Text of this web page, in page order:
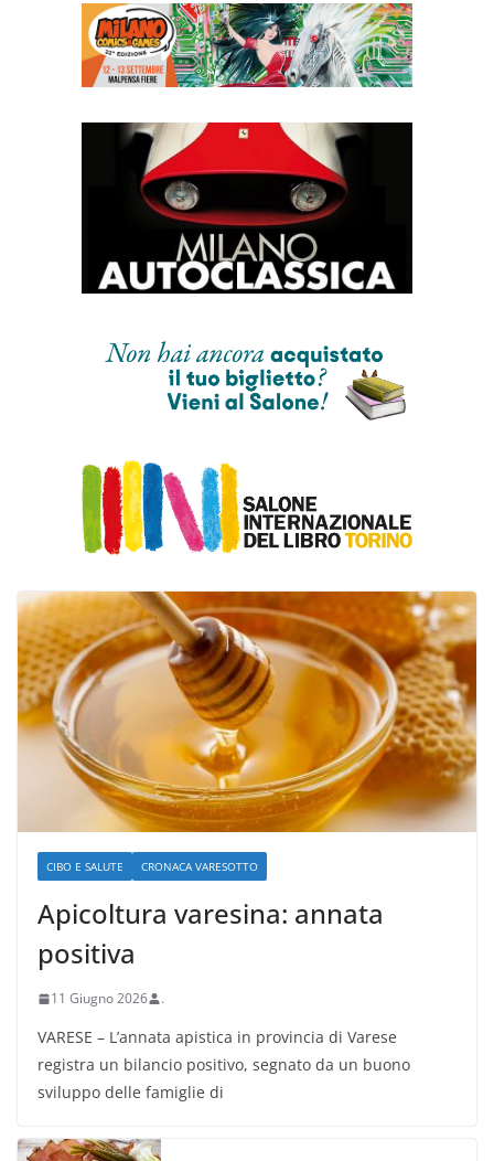
CIBO E SALUTE CRONACA VARESOTTO
Apicoltura varesina: annata
positiva
11 Giugno 2026 .
VARESE – L’annata apistica in provincia di Varese
registra un bilancio positivo, segnato da un buono
sviluppo delle famiglie di